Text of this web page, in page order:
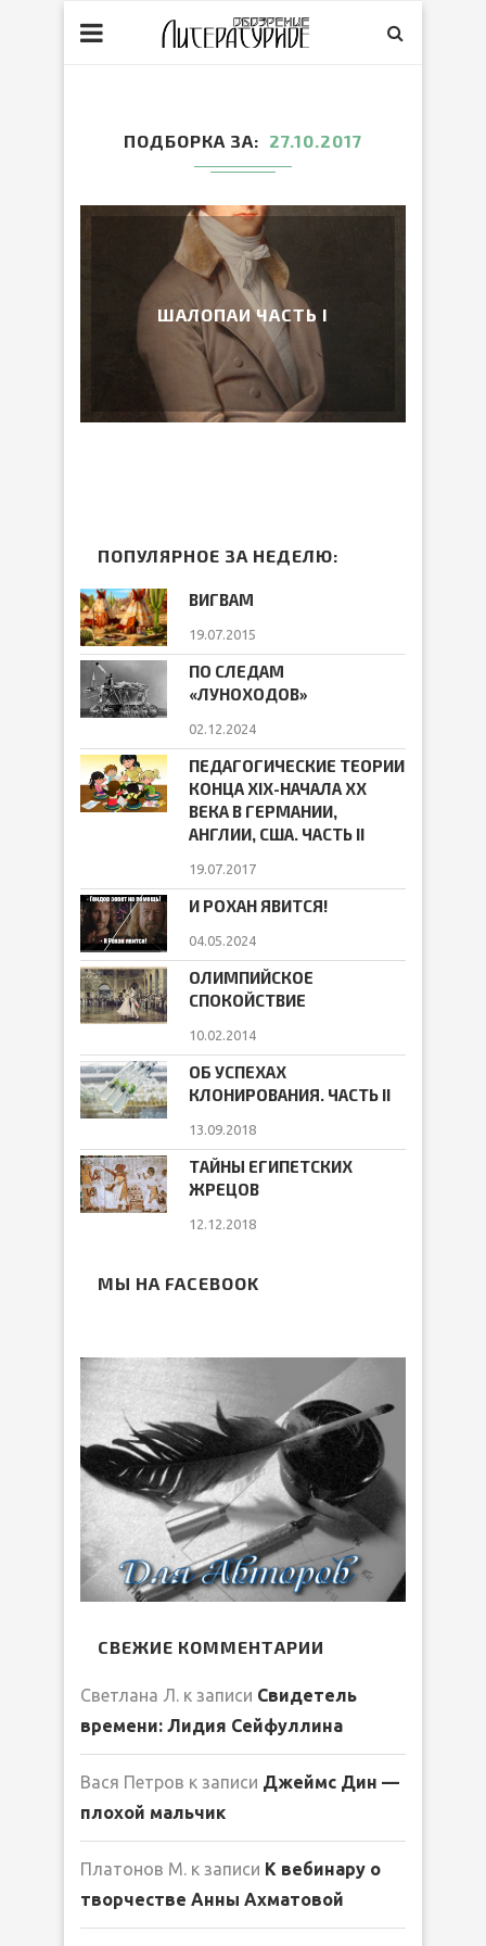
ПОДБОРКА ЗА 27.10.2017
ШАЛОПАИ ЧАСТЬ I
ПОПУЛЯРНОЕ ЗА НЕДЕЛЮ:
ВИГВАМ
19.07.2015
ПО СЛЕДАМ
«ЛУНОХОДОВ»
02.12.2024
ПЕДАГОГИЧЕСКИЕ ТЕОРИИ
КОНЦА ХIХ-НАЧАЛА ХХ
ВЕКА В ГЕРМАНИИ,
АНГЛИИ, США. ЧАСТЬ II
19.07.2017
И РОХАН ЯВИТСЯ!
04.05.2024
ОЛИМПИЙСКОЕ
СПОКОЙСТВИЕ
10.02.2014
ОБ УСПЕХАХ
КЛОНИРОВАНИЯ. ЧАСТЬ II
13.09.2018
ТАЙНЫ ЕГИПЕТСКИХ
ЖРЕЦОВ
12.12.2018
МЫ НА FACEBOOK
СВЕЖИЕ КОММЕНТАРИИ
Светлана Л. к записи Свидетель
времени: Лидия Сейфуллина
Вася Петров к записи Джеймс Дин —
плохой мальчик
Платонов М. к записи К вебинару о
творчестве Анны Ахматовой